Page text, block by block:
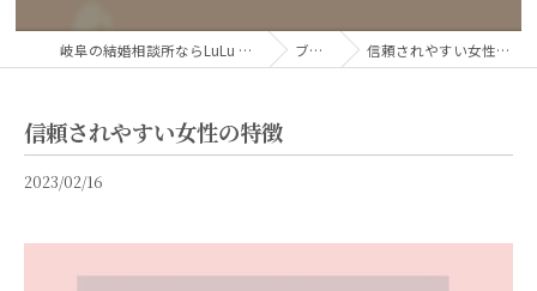
岐阜の結婚相談所ならLuLu Marriage ブログ 信頼されやすい女性の特徴
信頼されやすい女性の特徴
2023/02/16